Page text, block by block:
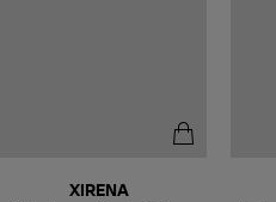
XIRENA